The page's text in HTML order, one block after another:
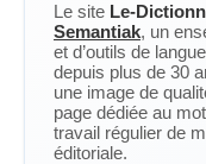
Le site Le-
Semantiak, un
et d’outils de
depuis plus de 30
une image de
page dédiée au mot
travail régulier de
éditoriale.